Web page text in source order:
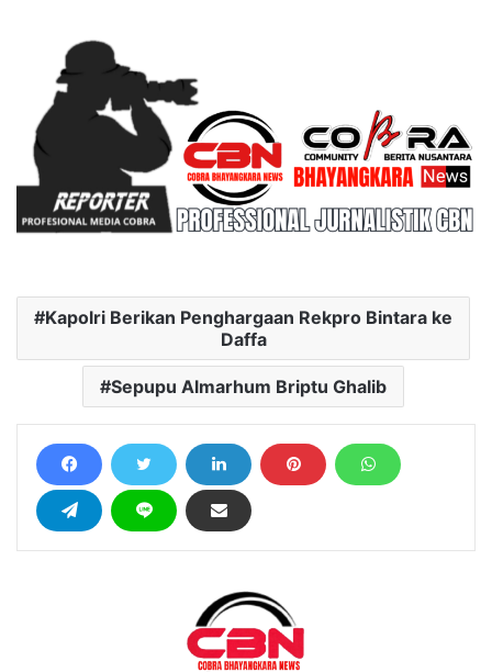
Kapolri Berikan Penghargaan Rekpro Bintara ke
Daffa
Sepupu Almarhum Briptu Ghalib